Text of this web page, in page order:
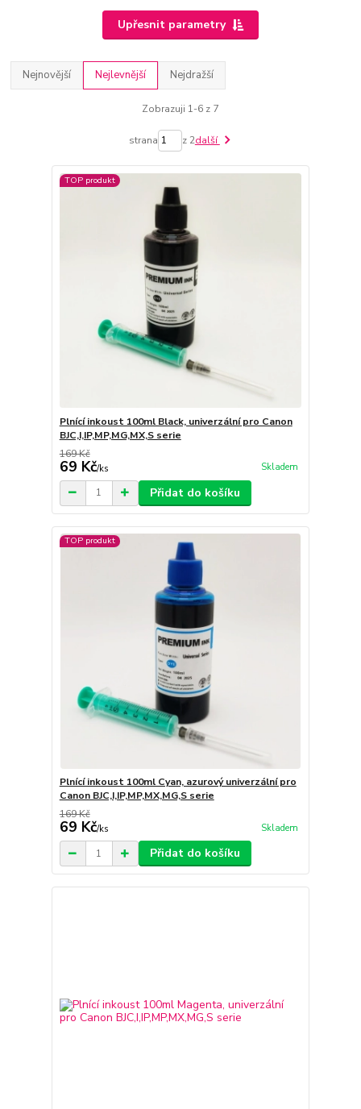
Upřesnit parametry
Nejnovější Nejlevnější Nejdražší
Zobrazuji 1-6 z 7
strana z 2další
TOP produkt
Plnící inkoust 100ml Black, univerzální pro Canon
BJC,I,IP,MP,MG,MX,S serie
169 Kč
69 Kč/ks Skladem
Přidat do košíku
TOP produkt
Plnící inkoust 100ml Cyan, azurový univerzální pro
Canon BJC,I,IP,MP,MX,MG,S serie
169 Kč
69 Kč/ks Skladem
Přidat do košíku